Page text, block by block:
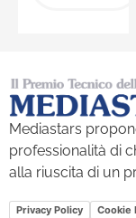
Mediastars
professionalità di
alla riuscita di un
Privacy Policy Cookie